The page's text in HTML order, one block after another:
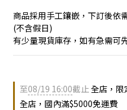
商品採用手工鑲嵌，下訂後依
(不含假日)
有少量現貨庫存，如有急需可
至08/19 16:00截止全店，限
全店，國內滿$5000免運費